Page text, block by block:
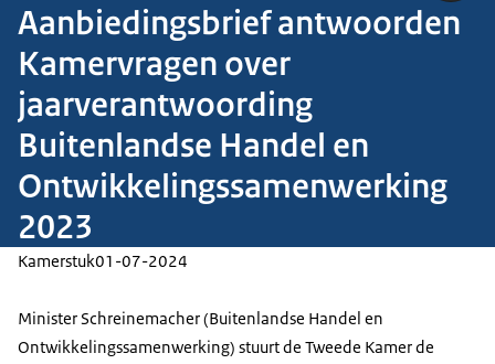
Aanbiedingsbrief antwoorden
Kamervragen over
jaarverantwoording
Buitenlandse Handel en
Ontwikkelingssamenwerking
2023
Kamerstuk01-07-2024
Minister Schreinemacher (Buitenlandse Handel en
Ontwikkelingssamenwerking) stuurt de Tweede Kamer de